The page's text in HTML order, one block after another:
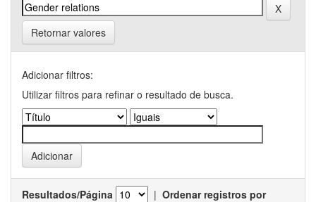
Retornar valores
Adicionar filtros:
Utilizar filtros para refinar o resultado de busca.
Resultados/Página | Ordenar registros por